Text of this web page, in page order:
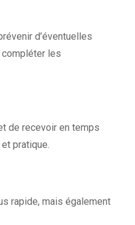
d’éventuelles
compléter les
de recevoir en temps
pratique.
rapide, mais également